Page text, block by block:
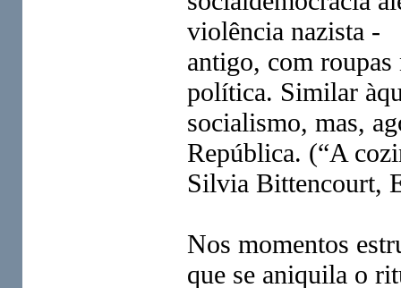
violência nazista -
antigo, com roupas
política. Similar
socialismo, mas,
República. (“A
Silvia Bittencourt,
Nos momentos
que se aniquila o